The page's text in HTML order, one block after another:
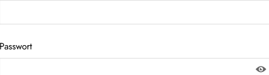
Passwort